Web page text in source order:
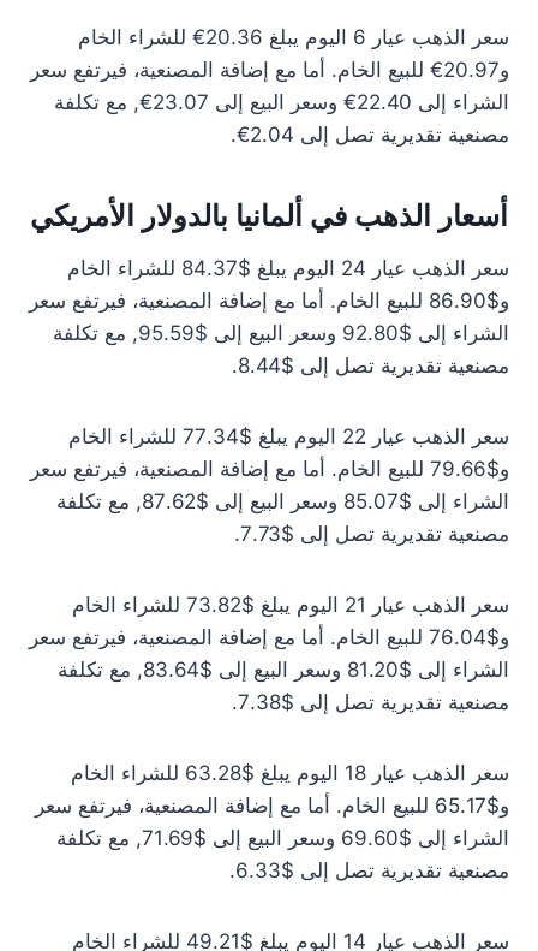
سعر الذهب عيار 6 اليوم يبلغ 20.36€ للشراء الخام
و20.97€ للبيع الخام. أما مع إضافة المصنعية، فيرتفع سعر
الشراء إلى 22.40€ وسعر البيع إلى 23.07€, مع تكلفة
مصنعية تقديرية تصل إلى 2.04€.
أسعار الذهب في ألمانيا بالدولار الأمريكي
سعر الذهب عيار 24 اليوم يبلغ $84.37 للشراء الخام
و$86.90 للبيع الخام. أما مع إضافة المصنعية، فيرتفع سعر
الشراء إلى $92.80 وسعر البيع إلى $95.59, مع تكلفة
مصنعية تقديرية تصل إلى $8.44.
سعر الذهب عيار 22 اليوم يبلغ $77.34 للشراء الخام
و$79.66 للبيع الخام. أما مع إضافة المصنعية، فيرتفع سعر
الشراء إلى $85.07 وسعر البيع إلى $87.62, مع تكلفة
مصنعية تقديرية تصل إلى $7.73.
سعر الذهب عيار 21 اليوم يبلغ $73.82 للشراء الخام
و$76.04 للبيع الخام. أما مع إضافة المصنعية، فيرتفع سعر
الشراء إلى $81.20 وسعر البيع إلى $83.64, مع تكلفة
مصنعية تقديرية تصل إلى $7.38.
سعر الذهب عيار 18 اليوم يبلغ $63.28 للشراء الخام
و$65.17 للبيع الخام. أما مع إضافة المصنعية، فيرتفع سعر
الشراء إلى $69.60 وسعر البيع إلى $71.69, مع تكلفة
مصنعية تقديرية تصل إلى $6.33.
سعر الذهب عيار 14 اليوم يبلغ $49.21 للشراء الخام